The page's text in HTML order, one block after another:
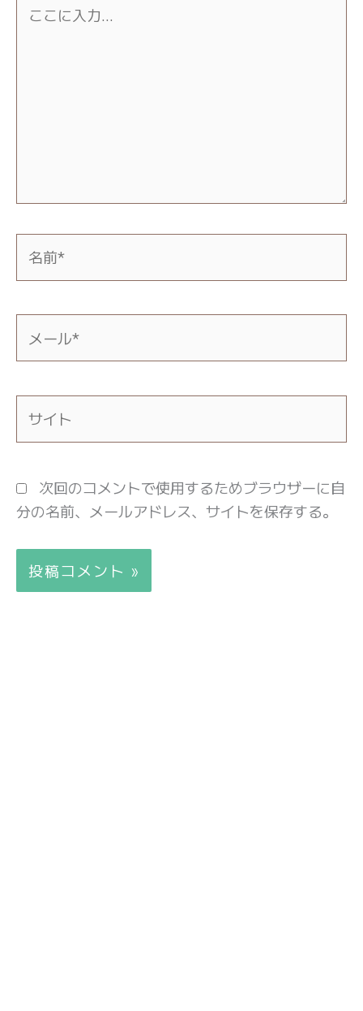
前
ー
*
次回のコメントで使用するためブラウザーに自
分の名前、メールアドレス、サイトを保存する。